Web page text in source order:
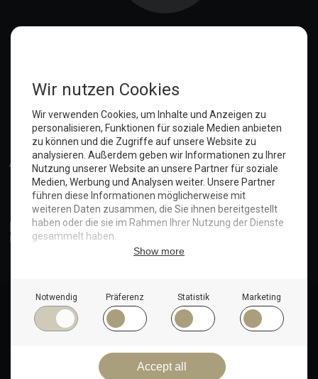
Anmelden
© Copyright 2025. Hotel Seeblick | Maritim Shop